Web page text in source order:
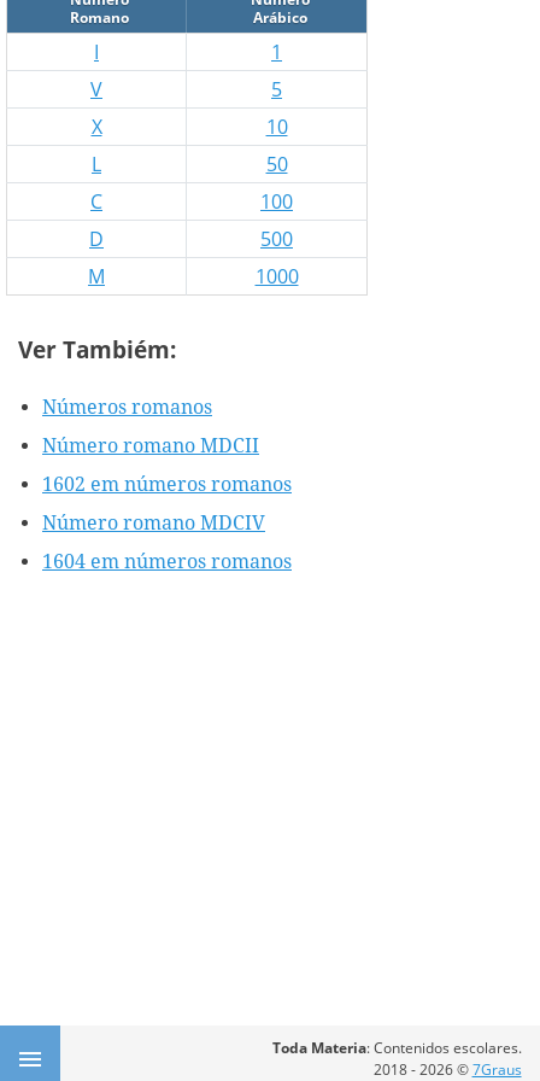
Romano
Arábico
I
1
V
5
X
10
L
50
C
100
D
500
M
1000
Ver Tambiém:
Números romanos
Número romano MDCII
1602 em números romanos
Número romano MDCIV
1604 em números romanos
Toda Materia: Contenidos escolares.
2018 - 2026 ©7Graus